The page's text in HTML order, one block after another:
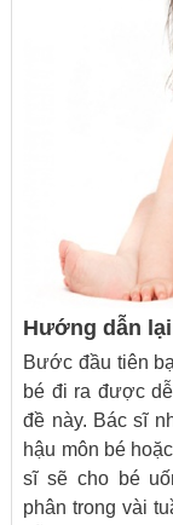
Hướng dẫn
Bước đầu tiên
bé đi ra được
đề này. Bác sĩ
hậu môn bé
sĩ sẽ cho bé
phân trong vài